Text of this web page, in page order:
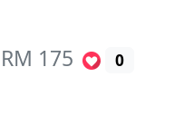
RM 175 0